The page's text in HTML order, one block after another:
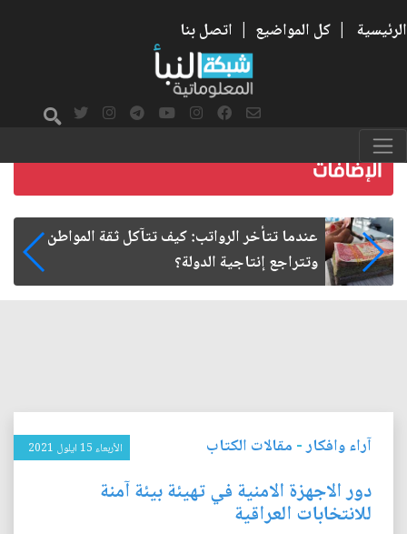
الرئيسية | كل المواضيع | اتصل بنا
صمت الطريق بعد الأربعين
آراء وافكار- مقالات الكتاب الأربعاء 15 ايلول 2021
دور الاجهزة الامنية في تهيئة بيئة آمنة
للانتخابات العراقية